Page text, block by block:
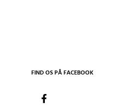
FIND OS PÅ FACEBOOK